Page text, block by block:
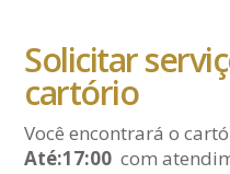
Solicitar
cartório
Você encontrará o
Até:17:00 com